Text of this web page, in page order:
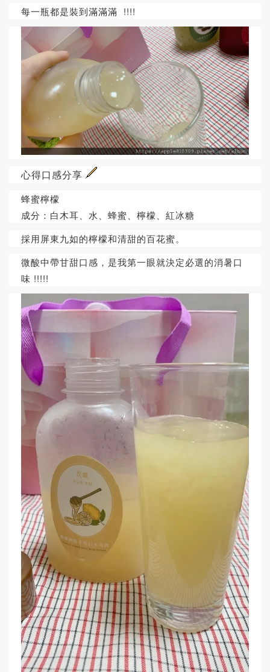
每一瓶都是裝到滿滿滿 !!!!
心得口感分享
蜂蜜檸檬
成分：白木耳、水、蜂蜜、檸檬、紅冰糖
採用屏東九如的檸檬和清甜的百花蜜。
微酸中帶甘甜口感，是我第一眼就決定必選的消暑口
味 !!!!!